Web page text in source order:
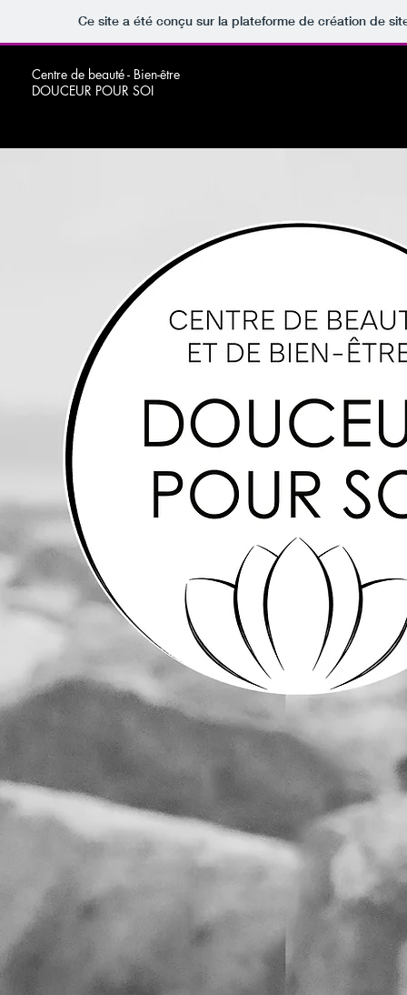
Ce site a été conçu sur la plateforme de création de
Centre de beauté - Bien-être
DOUCEUR POUR SOI